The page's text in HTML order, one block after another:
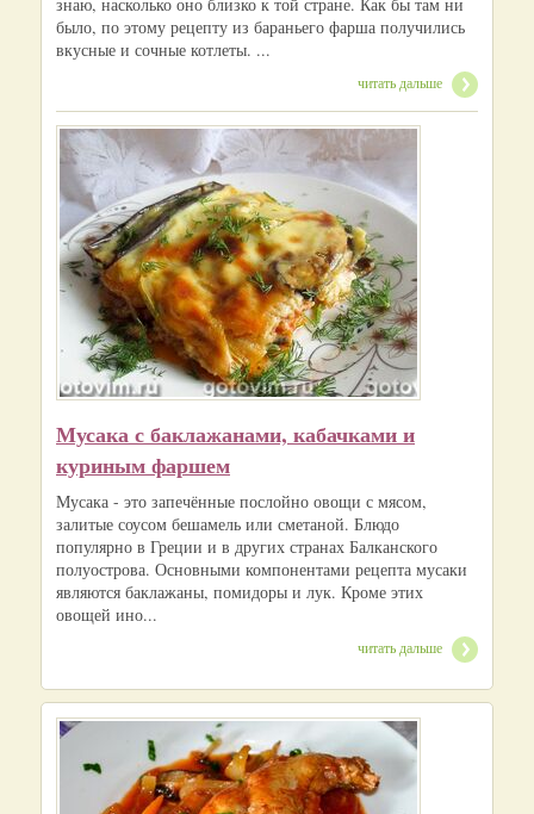
было, по этому рецепту из бараньего фарша получились
вкусные и сочные котлеты. ...
читать дальше
Мусака с баклажанами, кабачками и
куриным фаршем
Мусака - это запечённые послойно овощи с мясом,
залитые соусом бешамель или сметаной. Блюдо
популярно в Греции и в других странах Балканского
полуострова. Основными компонентами рецепта мусаки
являются баклажаны, помидоры и лук. Кроме этих
овощей ино...
читать дальше